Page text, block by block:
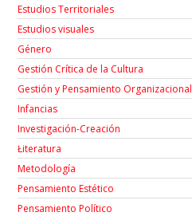
Estudios Territoriales
Estudios visuales
Género
Gestión Crítica de la Cultura
Gestión y Pensamiento Organizacional
Infancias
Investigación-Creación
Łiteratura
Metodología
Pensamiento Estético
Pensamiento Político